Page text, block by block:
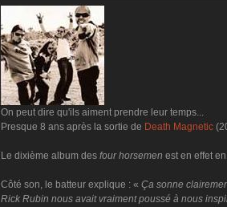
On peut dire qu'ils aiment prendre leur temps...
Presque 8 ans après la sortie de Death Magnetic
Le dixième album des four horsemen est en effet
Côté son, le batteur explique : « Ça sonne
Rick Rubin nous avait vraiment poussé à nous